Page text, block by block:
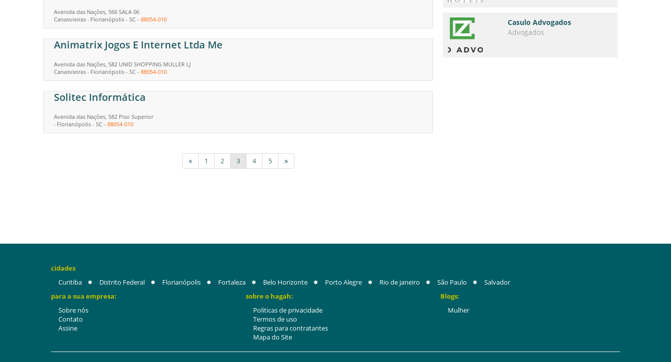
Avenida das Nações, 566 SALA 06
Canasvieiras - Florianópolis - SC - 88054-010
Animatrix Jogos E Internet Ltda Me
Avenida das Nações, 582 UNID SHOPPING MULLER LJ
Canasvieiras - Florianópolis - SC - 88054-010
Solitec Informática
Avenida das Nações, 582 Piso Superior
- Florianópolis - SC - 88054-010
1 2 3 4 5
Casulo Advogados
Advogados
cidades
Curitiba
Distrito Federal Florianópolis Fortaleza Belo Horizonte Porto Alegre Rio de janeiro São Paulo
Salvador
para a sua empresa:
Sobre nós
Contato
Assine
sobre o hagah:
Politicas de privacidade
Termos de uso
Regras para contratantes
Mapa do Site
Blogs:
Mulher